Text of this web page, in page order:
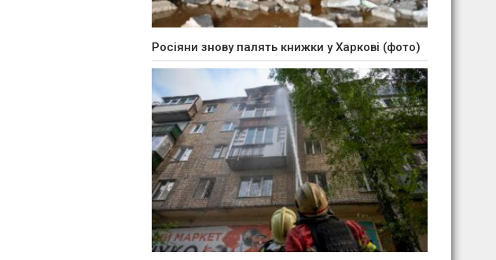
Росіяни знову палять книжки у Харкові (фото)